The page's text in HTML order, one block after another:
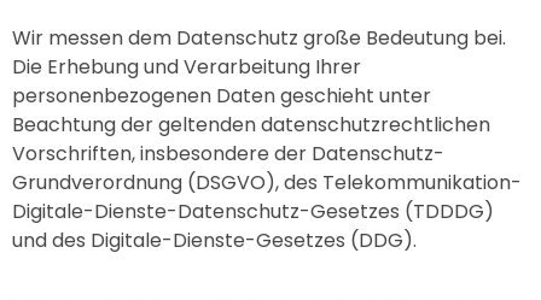
Wir messen dem Datenschutz große Bedeutung bei.
Die Erhebung und Verarbeitung Ihrer
personenbezogenen Daten geschieht unter
Beachtung der geltenden datenschutzrechtlichen
Vorschriften, insbesondere der Datenschutz-
Grundverordnung (DSGVO), des Telekommunikation-
Digitale-Dienste-Datenschutz-Gesetzes (TDDDG)
und des Digitale-Dienste-Gesetzes (DDG).